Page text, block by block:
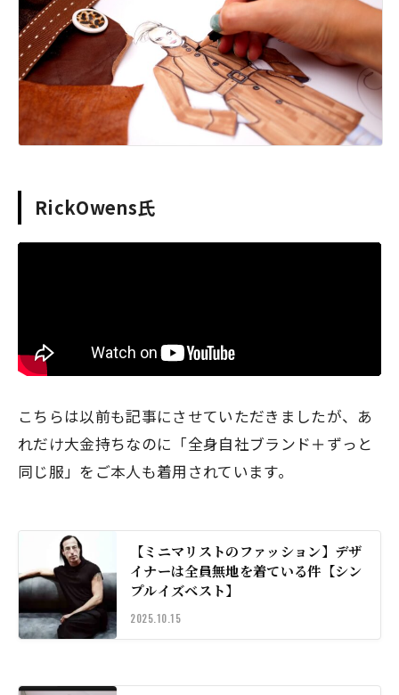
RickOwens氏
こちらは以前も記事にさせていただきましたが、あ
れだけ大金持ちなのに「全身自社ブランド＋ずっと
同じ服」をご本人も着用されています。
【ミニマリストのファッション】デザ
イナーは全員無地を着ている件【シン
プルイズベスト】
2025.10.15